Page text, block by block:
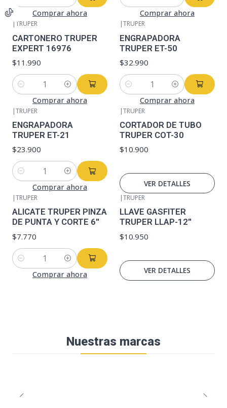
Comprar ahora
Cantidad
Comprar ahora
| TRUPER
CARTONERO TRUPER
EXPERT 16976
$11.990
Cantidad
Comprar ahora
|TRUPER
ENGRAPADORA
TRUPER ET-50
$32.990
Cantidad
Comprar ahora
|TRUPER
ENGRAPADORA
TRUPER ET-21
$23.900
Cantidad
Comprar ahora
|TRUPER
CORTADOR DE TUBO
TRUPER COT-30
$10.900
VER DETALLES
|TRUPER
ALICATE TRUPER PINZA
DE PUNTA Y CORTE 6''
$7.770
Cantidad
Comprar ahora
|TRUPER
LLAVE GASFITER
TRUPER LLAP-12''
$10.950
VER DETALLES
Nuestras marcas